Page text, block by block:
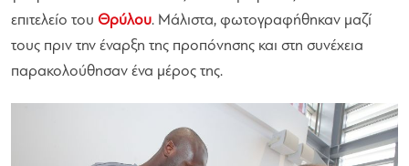
επιτελείο του Θρύλου. Μάλιστα, φωτογραφήθηκαν μαζί
τους πριν την έναρξη της προπόνησης και στη συνέχεια
παρακολούθησαν ένα μέρος της.